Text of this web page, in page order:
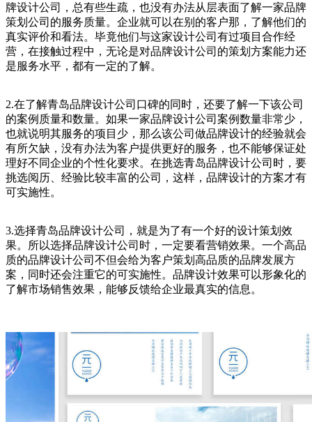
牌设计公司，总有些生疏，也没有办法从层表面了解一家品牌
策划公司的服务质量。企业就可以在别的客户那，了解他们的
真实评价和看法。毕竟他们与这家设计公司有过项目合作经
营，在接触过程中，无论是对品牌设计公司的策划方案能力还
是服务水平，都有一定的了解。
2.在了解青岛品牌设计公司口碑的同时，还要了解一下该公司
的案例质量和数量。如果一家品牌设计公司案例数量非常少，
也就说明其服务的项目少，那么该公司做品牌设计的经验就会
有所欠缺，没有办法为客户提供更好的服务，也不能够保证处
理好不同企业的个性化要求。在挑选青岛品牌设计公司时，要
挑选阅历、经验比较丰富的公司，这样，品牌设计的方案才有
可实施性。
3.选择青岛品牌设计公司，就是为了有一个好的设计策划效
果。所以选择品牌设计公司时，一定要看营销效果。一个高品
质的品牌设计公司不但会给为客户策划高品质的品牌发展方
案，同时还会注重它的可实施性。品牌设计效果可以形象化的
了解市场销售效果，能够反馈给企业最真实的信息。